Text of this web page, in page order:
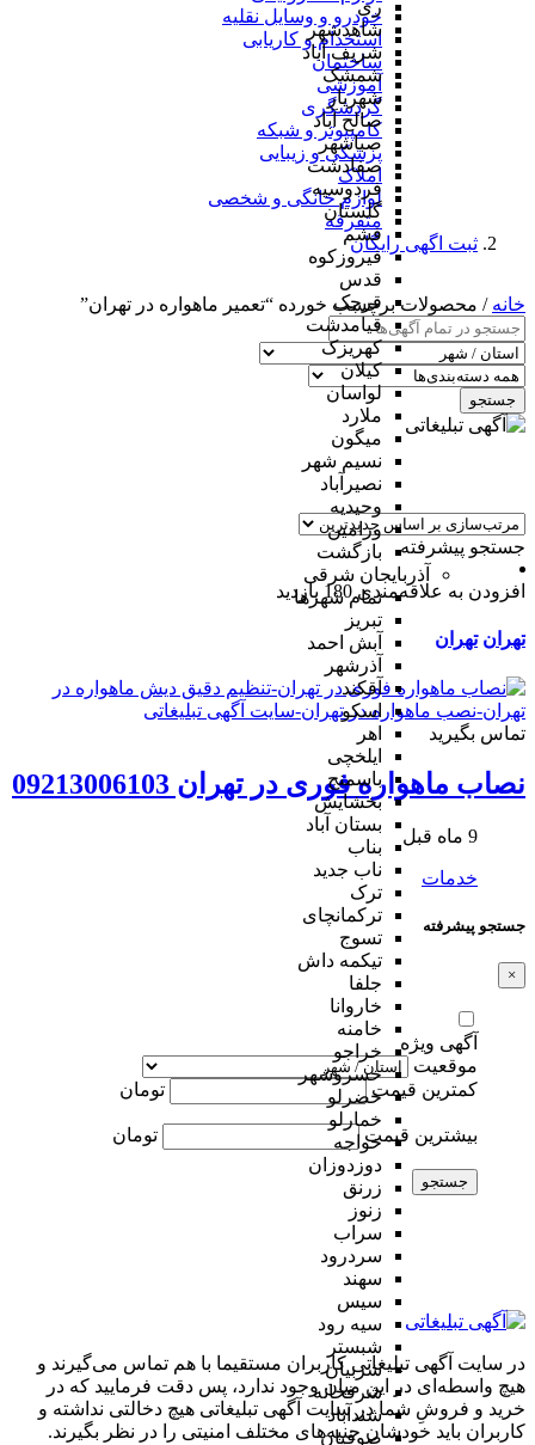
ری
شاهدشهر
شریف آباد
شمشک
شهریار
صالح آباد
صباشهر
صفادشت
فردوسیه
گلستان
فشم
فیروزکوه
قدس
قرچک
قیامدشت
کهریزک
کیلان
لواسان
ملارد
میگون
نسیم شهر
نصیرآباد
وحیدیه
ورامین
بازگشت
آذربایجان شرقی
تمام شهر‌ها
تبریز
آبش احمد
آذرشهر
آقکند
اسکو
اهر
ایلخچی
باسمنج
بخشایش
بستان آباد
بناب
ناب جدید
ترک
ترکمانچای
تسوج
تیکمه داش
جلفا
خاروانا
خامنه
خراجو
خسروشهر
خضرلو
خمارلو
خواجه
دوزدوزان
زرنق
زنوز
سراب
سردرود
سهند
سیس
سیه رود
شبستر
شربیان
شرفخانه
شندآباد
صوفیان
خودرو و وسایل نقلیه
استخدام و کاریابی
ساختمان
آموزشی
گردشگری
کامپیوتر و شبکه
پزشکی و زیبایی
املاک
لوازم خانگی و شخصی
متفرقه
ثبت اگهی رایگان
خانه / محصولات برچسب خورده “تعمیر ماهواره در تهران”
جستجو
جستجو پیشرفته
افزودن به علاقه‌مندی 180 بازدید
تهران تهران
تماس بگیرید
نصاب ماهواره فوری در تهران 09213006103
9 ماه قبل
خدمات
جستجو پیشرفته
×
آگهی ویژه
موقعیت
کمترین قیمت
تومان
بیشترین قیمت تومان
جستجو
در سایت آگهی تبلیغاتی کاربران مستقیما با هم تماس می‌گیرند و
هیچ واسطه‌ای در این میان وجود ندارد، پس دقت فرمایید که در
خرید و فروشِ شما در سایت آگهی تبلیغاتی هیچ دخالتی نداشته و
کاربران باید خودشان جنبه‌های مختلف امنیتی را در نظر بگیرند.